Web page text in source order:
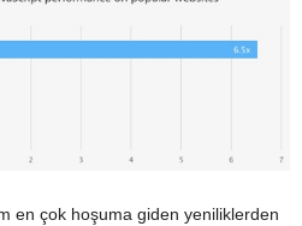
en çok hoşuma giden yeniliklerden